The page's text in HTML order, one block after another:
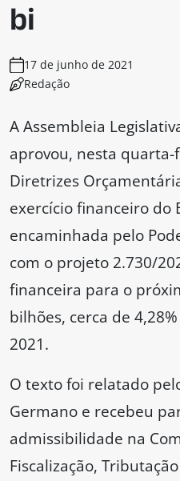
bi
17 de junho de 2021
Redação
A Assembleia
aprovou, nesta quarta-
Diretrizes
exercício financeiro do
encaminhada pelo
com o projeto 2.730/
financeira para o
bilhões, cerca de
2021.
O texto foi relatado
Germano e recebeu
admissibilidade na
Fiscalização,